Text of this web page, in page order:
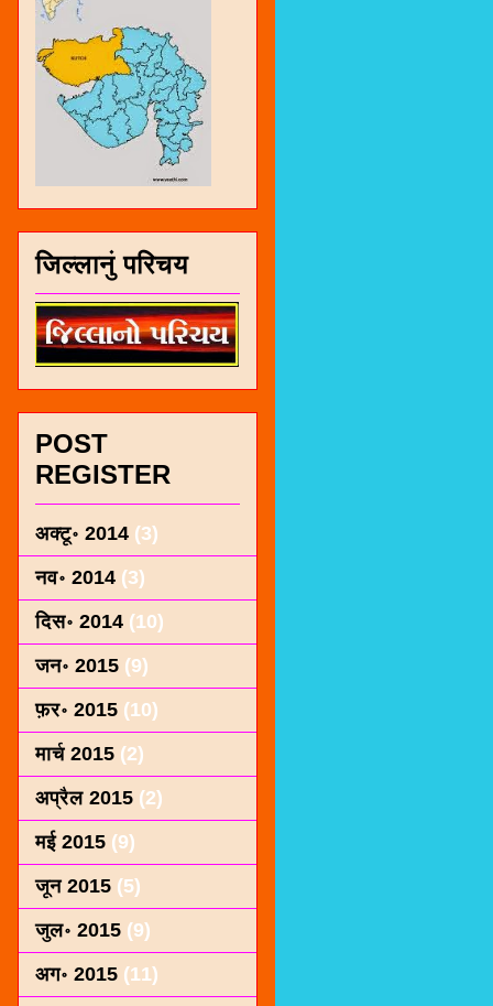
जिल्लानुं परिचय
POST
REGISTER
अक्टू॰ 2014 (3)
नव॰ 2014 (3)
दिस॰ 2014 (10)
जन॰ 2015 (9)
फ़र॰ 2015 (10)
मार्च 2015 (2)
अप्रैल 2015 (2)
मई 2015 (9)
जून 2015 (5)
जुल॰ 2015 (9)
अग॰ 2015 (11)